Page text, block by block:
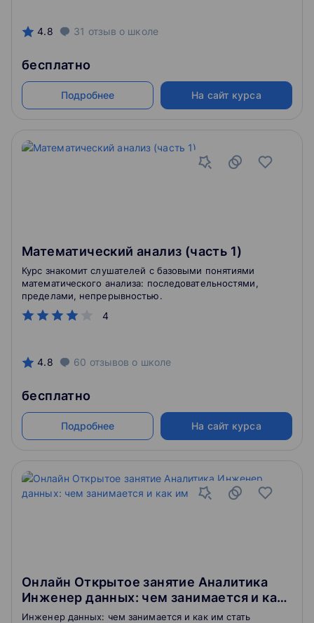
4.8 31 отзыв о школе
бесплатно
Подробнее На сайт курса
Математический анализ (часть 1)
4
Курс знакомит слушателей с базовыми понятиями
математического анализа: последовательностями,
пределами, непрерывностью.
4.8 60 отзывов о школе
бесплатно
Подробнее На сайт курса
Онлайн Открытое занятие Аналитика
Инженер данных: чем занимается и как
им стать
Инженер данных: чем занимается и как им стать